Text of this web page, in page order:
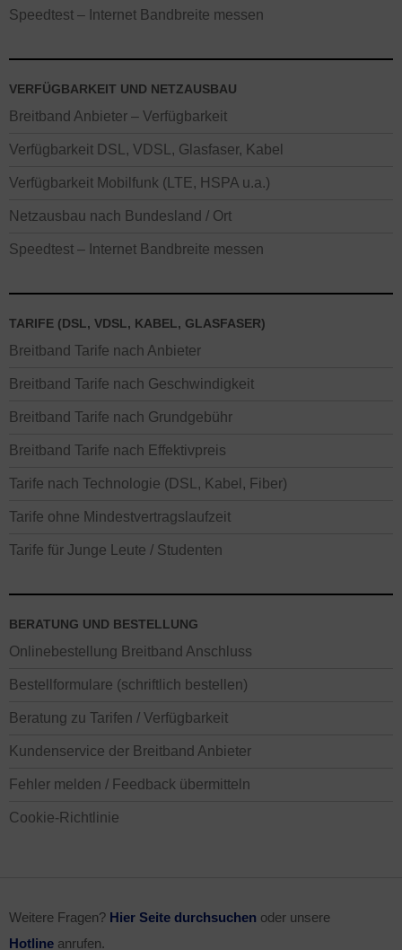
Speedtest – Internet Bandbreite messen
VERFÜGBARKEIT UND NETZAUSBAU
Breitband Anbieter – Verfügbarkeit
Verfügbarkeit DSL, VDSL, Glasfaser, Kabel
Verfügbarkeit Mobilfunk (LTE, HSPA u.a.)
Netzausbau nach Bundesland / Ort
Speedtest – Internet Bandbreite messen
TARIFE (DSL, VDSL, KABEL, GLASFASER)
Breitband Tarife nach Anbieter
Breitband Tarife nach Geschwindigkeit
Breitband Tarife nach Grundgebühr
Breitband Tarife nach Effektivpreis
Tarife nach Technologie (DSL, Kabel, Fiber)
Tarife ohne Mindestvertragslaufzeit
Tarife für Junge Leute / Studenten
BERATUNG UND BESTELLUNG
Onlinebestellung Breitband Anschluss
Bestellformulare (schriftlich bestellen)
Beratung zu Tarifen / Verfügbarkeit
Kundenservice der Breitband Anbieter
Fehler melden / Feedback übermitteln
Cookie-Richtlinie
Weitere Fragen? Hier Seite durchsuchen oder unsere
Hotline anrufen.